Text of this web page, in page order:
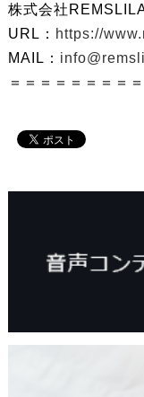
株式会社
URL： https://
MAIL：
＝＝＝＝＝＝＝＝